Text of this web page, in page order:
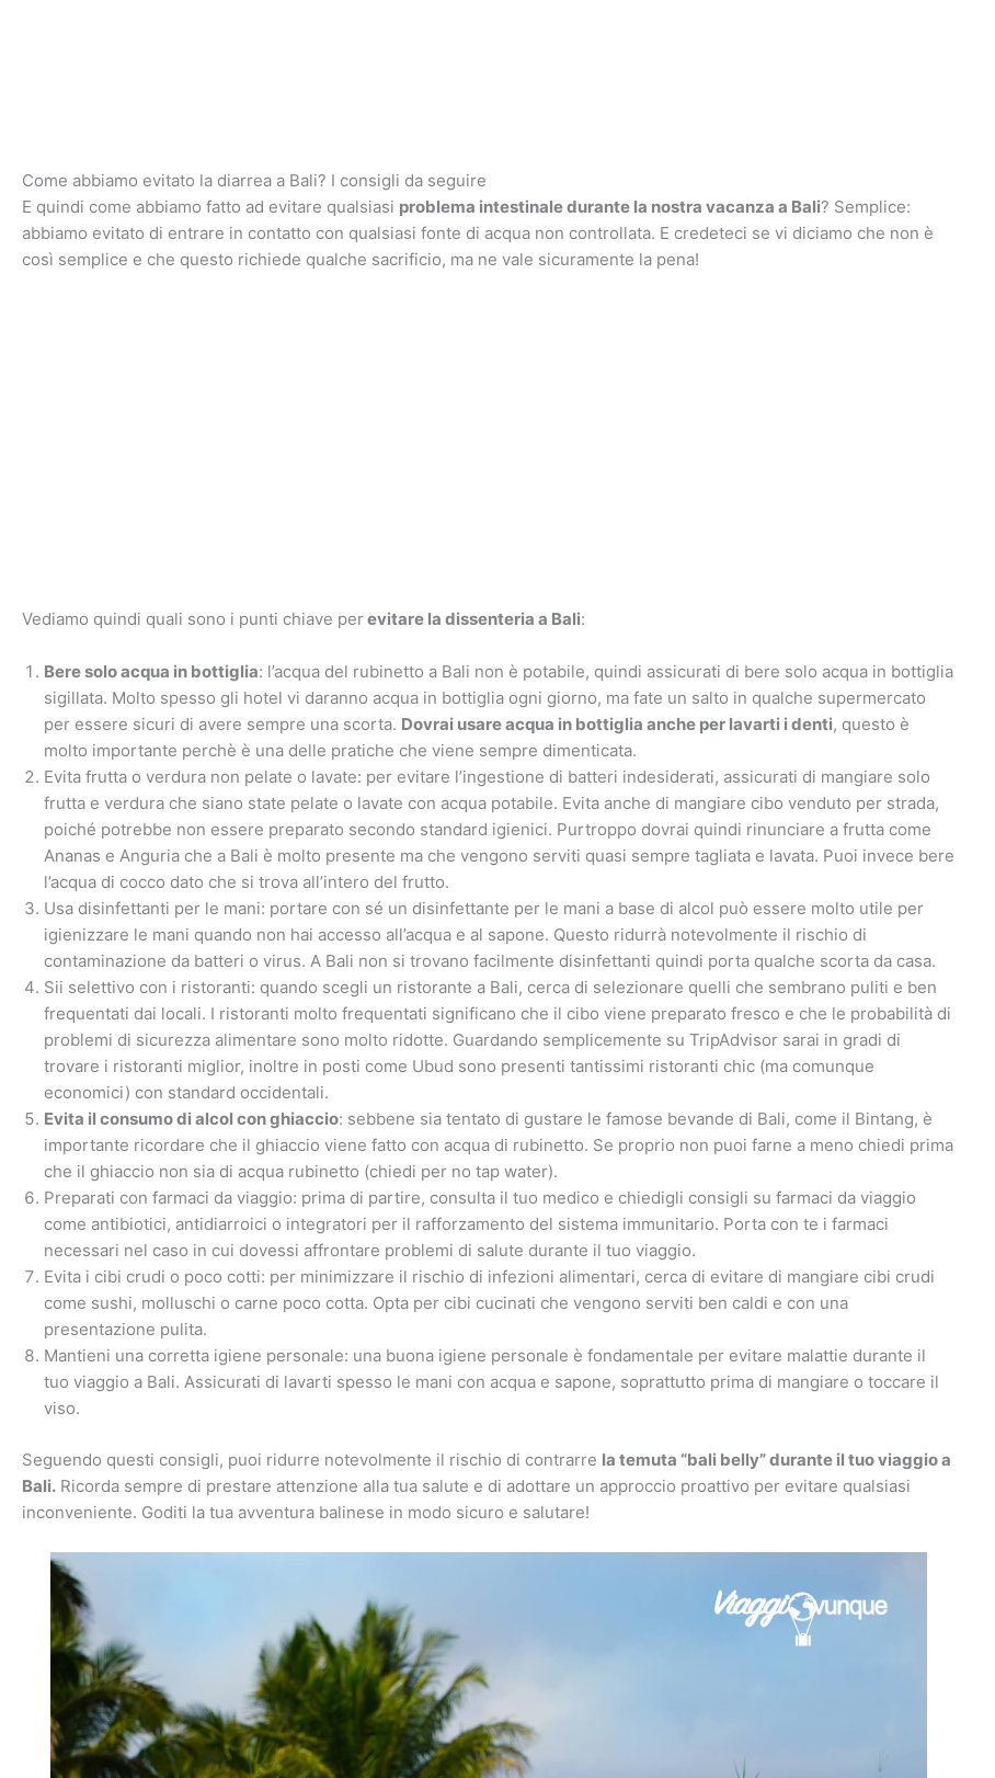
Come abbiamo evitato la diarrea a Bali? I consigli da seguire
E quindi come abbiamo fatto ad evitare qualsiasi problema intestinale durante la nostra vacanza a Bali? Semplice:
abbiamo evitato di entrare in contatto con qualsiasi fonte di acqua non controllata. E credeteci se vi diciamo che non è
così semplice e che questo richiede qualche sacrificio, ma ne vale sicuramente la pena!
Vediamo quindi quali sono i punti chiave perevitare la dissenteria a Bali:
Bere solo acqua in bottiglia: l’acqua del rubinetto a Bali non è potabile, quindi assicurati di bere solo acqua in bottiglia
sigillata. Molto spesso gli hotel vi daranno acqua in bottiglia ogni giorno, ma fate un salto in qualche supermercato
per essere sicuri di avere sempre una scorta. Dovrai usare acqua in bottiglia anche per lavarti i denti, questo è
molto importante perchè è una delle pratiche che viene sempre dimenticata.
Evita frutta o verdura non pelate o lavate: per evitare l’ingestione di batteri indesiderati, assicurati di mangiare solo
frutta e verdura che siano state pelate o lavate con acqua potabile. Evita anche di mangiare cibo venduto per strada,
poiché potrebbe non essere preparato secondo standard igienici. Purtroppo dovrai quindi rinunciare a frutta come
Ananas e Anguria che a Bali è molto presente ma che vengono serviti quasi sempre tagliata e lavata. Puoi invece bere
l’acqua di cocco dato che si trova all’intero del frutto.
Usa disinfettanti per le mani: portare con sé un disinfettante per le mani a base di alcol può essere molto utile per
igienizzare le mani quando non hai accesso all’acqua e al sapone. Questo ridurrà notevolmente il rischio di
contaminazione da batteri o virus. A Bali non si trovano facilmente disinfettanti quindi porta qualche scorta da casa.
Sii selettivo con i ristoranti: quando scegli un ristorante a Bali, cerca di selezionare quelli che sembrano puliti e ben
frequentati dai locali. I ristoranti molto frequentati significano che il cibo viene preparato fresco e che le probabilità di
problemi di sicurezza alimentare sono molto ridotte. Guardando semplicemente su TripAdvisor sarai in gradi di
trovare i ristoranti miglior, inoltre in posti come Ubud sono presenti tantissimi ristoranti chic (ma comunque
economici) con standard occidentali.
Evita il consumo di alcol con ghiaccio: sebbene sia tentato di gustare le famose bevande di Bali, come il Bintang, è
importante ricordare che il ghiaccio viene fatto con acqua di rubinetto. Se proprio non puoi farne a meno chiedi prima
che il ghiaccio non sia di acqua rubinetto (chiedi per no tap water).
Preparati con farmaci da viaggio: prima di partire, consulta il tuo medico e chiedigli consigli su farmaci da viaggio
come antibiotici, antidiarroici o integratori per il rafforzamento del sistema immunitario. Porta con te i farmaci
necessari nel caso in cui dovessi affrontare problemi di salute durante il tuo viaggio.
Evita i cibi crudi o poco cotti: per minimizzare il rischio di infezioni alimentari, cerca di evitare di mangiare cibi crudi
come sushi, molluschi o carne poco cotta. Opta per cibi cucinati che vengono serviti ben caldi e con una
presentazione pulita.
Mantieni una corretta igiene personale: una buona igiene personale è fondamentale per evitare malattie durante il
tuo viaggio a Bali. Assicurati di lavarti spesso le mani con acqua e sapone, soprattutto prima di mangiare o toccare il
viso.
Seguendo questi consigli, puoi ridurre notevolmente il rischio di contrarre la temuta “bali belly” durante il tuo viaggio a
Bali. Ricorda sempre di prestare attenzione alla tua salute e di adottare un approccio proattivo per evitare qualsiasi
inconveniente. Goditi la tua avventura balinese in modo sicuro e salutare!